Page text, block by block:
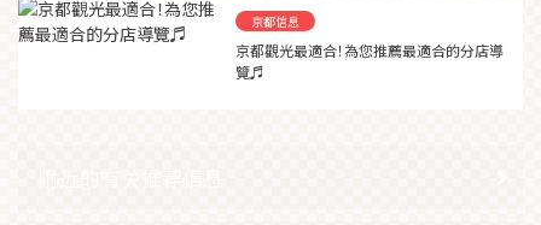
京都信息
京都觀光最適合！為您推薦最適合的分店導
覽♬